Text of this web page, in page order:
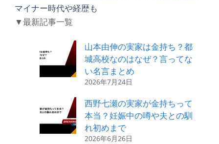
マイナー時代や経歴も
▼最新記事一覧
山本由伸の実家は金持ち？都
城高校なのはなぜ？言ってな
い名言まとめ
2026年7月24日
西野七瀬の実家が金持ちって
本当？妊娠中の噂や夫との馴
れ初めまで
2026年6月26日